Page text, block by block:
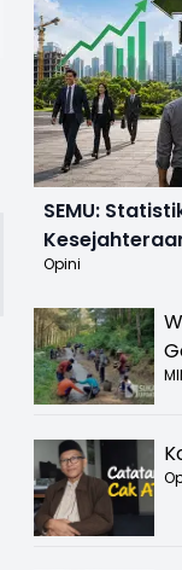
SEMU:
Opini